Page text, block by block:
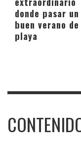
donde pasar un
buen verano de
playa